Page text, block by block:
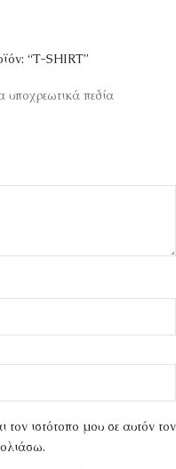
“T-SHIRT”
υποχρεωτικά πεδία
ιστότοπο μου σε αυτόν τον